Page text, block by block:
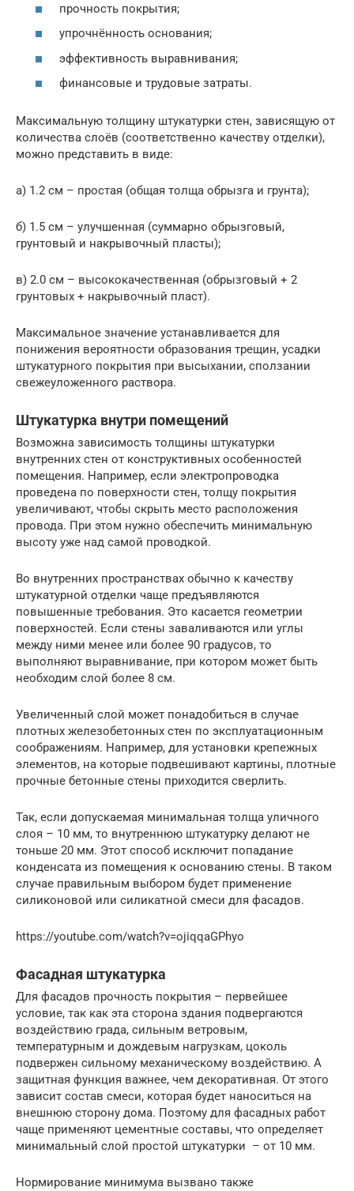
прочность покрытия;
упрочнённость основания;
эффективность выравнивания;
финансовые и трудовые затраты.
Максимальную толщину штукатурки стен, зависящую от
количества слоёв (соответственно качеству отделки),
можно представить в виде:
а) 1.2 см – простая (общая толща обрызга и грунта);
б) 1.5 см – улучшенная (суммарно обрызговый,
грунтовый и накрывочный пласты);
в) 2.0 см – высококачественная (обрызговый + 2
грунтовых + накрывочный пласт).
Максимальное значение устанавливается для
понижения вероятности образования трещин, усадки
штукатурного покрытия при высыхании, сползании
свежеуложенного раствора.
Штукатурка внутри помещений
Возможна зависимость толщины штукатурки
внутренних стен от конструктивных особенностей
помещения. Например, если электропроводка
проведена по поверхности стен, толщу покрытия
увеличивают, чтобы скрыть место расположения
провода. При этом нужно обеспечить минимальную
высоту уже над самой проводкой.
Во внутренних пространствах обычно к качеству
штукатурной отделки чаще предъявляются
повышенные требования. Это касается геометрии
поверхностей. Если стены заваливаются или углы
между ними менее или более 90 градусов, то
выполняют выравнивание, при котором может быть
необходим слой более 8 см.
Увеличенный слой может понадобиться в случае
плотных железобетонных стен по эксплуатационным
соображениям. Например, для установки крепежных
элементов, на которые подвешивают картины, плотные
прочные бетонные стены приходится сверлить.
Так, если допускаемая минимальная толща уличного
слоя – 10 мм, то внутреннюю штукатурку делают не
тоньше 20 мм. Этот способ исключит попадание
конденсата из помещения к основанию стены. В таком
случае правильным выбором будет применение
силиконовой или силикатной смеси для фасадов.
https://youtube.com/watch?v=ojiqqaGPhyo
Фасадная штукатурка
Для фасадов прочность покрытия – первейшее
условие, так как эта сторона здания подвергаются
воздействию града, сильным ветровым,
температурным и дождевым нагрузкам, цоколь
подвержен сильному механическому воздействию. А
защитная функция важнее, чем декоративная. От этого
зависит состав смеси, которая будет наноситься на
внешнюю сторону дома. Поэтому для фасадных работ
чаще применяют цементные составы, что определяет
минимальный слой простой штукатурки – от 10 мм.
Нормирование минимума вызвано также